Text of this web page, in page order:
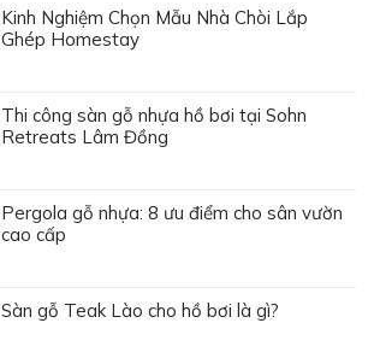
Kinh Nghiệm Chọn Mẫu Nhà Chòi Lắp
Ghép Homestay
Thi công sàn gỗ nhựa hồ bơi tại Sohn
Retreats Lâm Đồng
Pergola gỗ nhựa: 8 ưu điểm cho sân vườn
cao cấp
Sàn gỗ Teak Lào cho hồ bơi là gì?